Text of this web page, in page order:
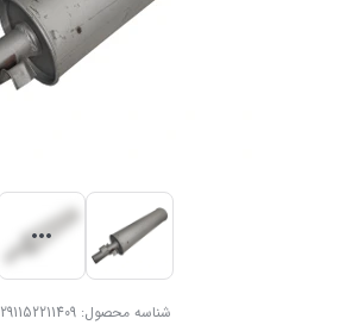
شناسه محصول: 291152211409